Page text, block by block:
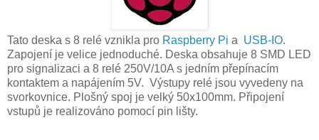
Tato deska s 8 relé vznikla pro Raspberry Pi a USB-IO.
Zapojení je velice jednoduché. Deska obsahuje 8 SMD LED
pro signalizaci a 8 relé 250V/10A s jedním přepínacím
kontaktem a napájením 5V. Výstupy relé jsou vyvedeny na
svorkovnice. Plošný spoj je velký 50x100mm. Připojení
vstupů je realizováno pomocí pin lišty.